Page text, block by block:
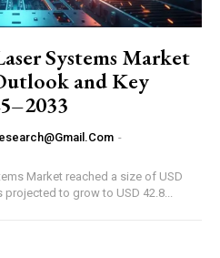
Systems Market
and Key
-
Market reached a size of USD
projected to grow to USD 42.8...